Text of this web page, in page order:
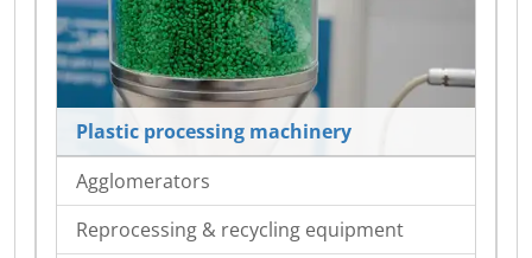
Plastic processing machinery
Agglomerators
Reprocessing & recycling equipment